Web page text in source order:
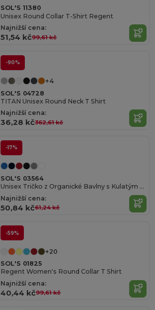
SOL'S 11380
Unisex Round Collar T-Shirt Regent
Najnižší cena:
51,54 kč99,61 kč
-90%
+4
SOL'S 04728
TITAN Unisex Round Neck T Shirt
Najnižší cena:
36,28 kč362,61 kč
-17%
SOL'S 03564
Unisex Tričko z Organické Bavlny s Kulatým Výstřihem
Najnižší cena:
50,84 kč61,24 kč
-59%
+20
SOL'S 01825
Regent Women's Round Collar T Shirt
Najnižší cena:
40,44 kč99,61 kč